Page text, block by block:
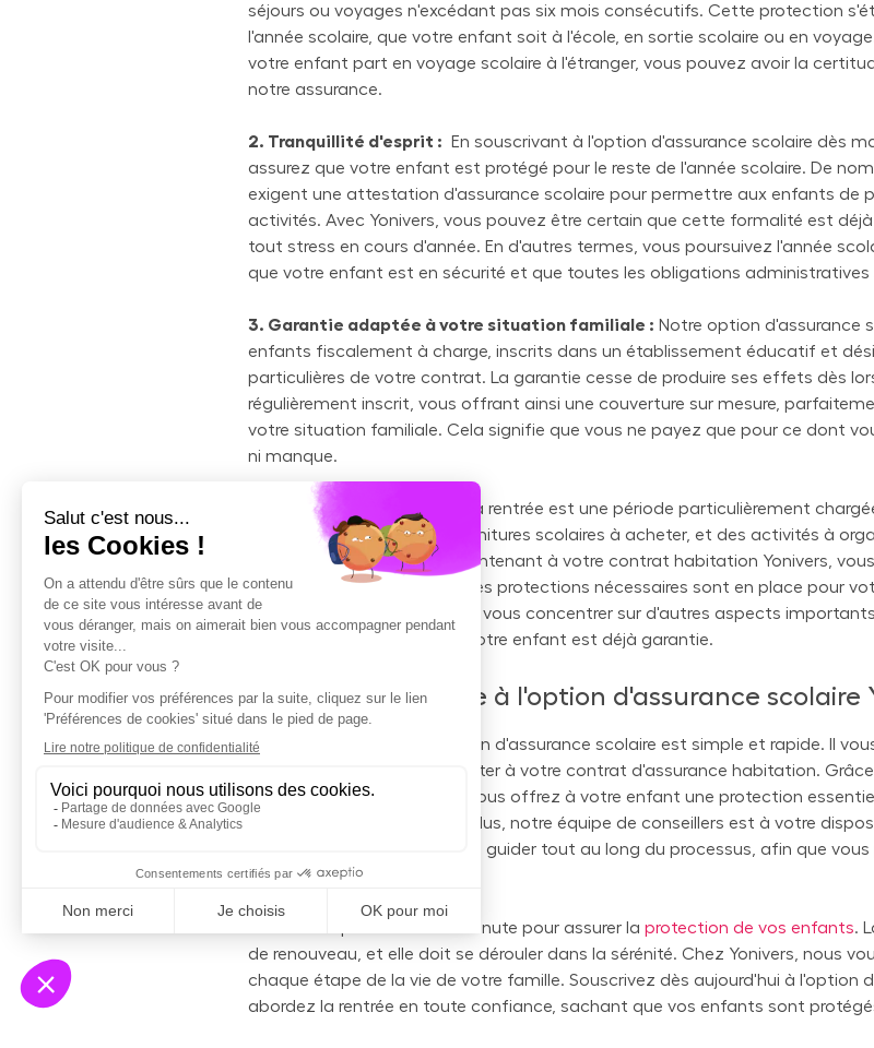
séjours ou voyages n'excédant pas six mois consécutifs. Cette protection
l'année scolaire, que votre enfant soit à l'école, en sortie scolaire ou en
votre enfant part en voyage scolaire à l'étranger, vous pouvez avoir la
notre assurance.
2. Tranquillité d'esprit : En souscrivant à l'option d'assurance scolaire dès
assurez que votre enfant est protégé pour le reste de l'année scolaire. De
exigent une attestation d'assurance scolaire pour permettre aux enfants de
activités. Avec Yonivers, vous pouvez être certain que cette formalité est
tout stress en cours d'année. En d'autres termes, vous poursuivez l'année
que votre enfant est en sécurité et que toutes les obligations administratives
3. Garantie adaptée à votre situation familiale : Notre option d'assurance
enfants fiscalement à charge, inscrits dans un établissement éducatif et
particulières de votre contrat. La garantie cesse de produire ses effets dès
régulièrement inscrit, vous offrant ainsi une couverture sur mesure,
votre situation familiale. Cela signifie que vous ne payez que pour ce dont
ni manque.
4. Préparation en amont :
La rentrée est une période particulièrement
formalités à remplir, des fournitures scolaires à acheter, et des activités à
d'assurance scolaire dès maintenant à votre contrat habitation Yonivers,
et vous assurez que toutes les protections nécessaires sont en place pour
anticipation vous permet de vous concentrer sur d'autres aspects
sachant que la sécurité de votre enfant est déjà garantie.
Comment souscrire à l'option d'assurance scolaire
La souscription à notre option d'assurance scolaire est simple et rapide. Il
pour l'ajouter à votre contrat d'assurance habitation.
simplifié, en quelques clics, vous offrez à votre enfant une protection
long de l'année scolaire. De plus, notre équipe de conseillers est à votre
toutes vos questions et vous guider tout au long du processus, afin que vous
choix pour votre famille.
N'attendez pas la dernière minute pour assurer la protection de vos enfants.
de renouveau, et elle doit se dérouler dans la sérénité. Chez Yonivers, nous
chaque étape de la vie de votre famille. Souscrivez dès aujourd'hui à l'option
abordez la rentrée en toute confiance, sachant que vos enfants sont